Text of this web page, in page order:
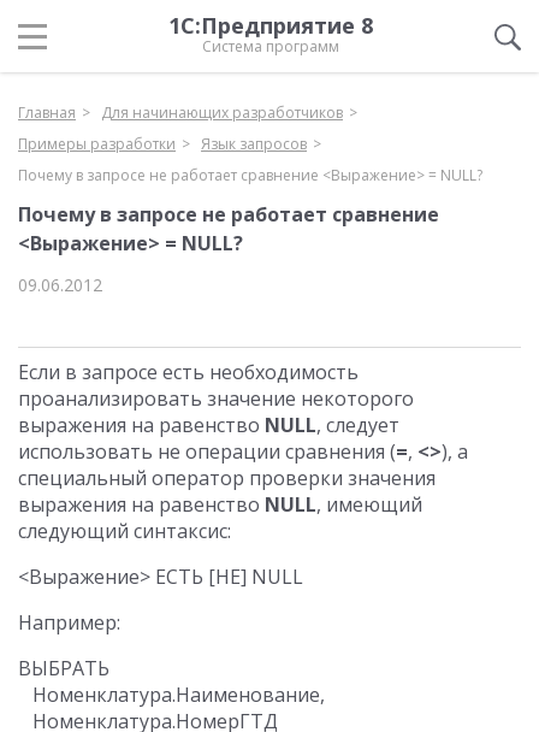
1С:Предприятие 8
Система программ
Главная
Для начинающих разработчиков
Примеры разработки
Язык запросов
Почему в запросе не работает сравнение <Выражение> = NULL?
Почему в запросе не работает сравнение
<Выражение> = NULL?
09.06.2012
Если в запросе есть необходимость
проанализировать значение некоторого
выражения на равенство NULL, следует
использовать не операции сравнения (=, <>), а
специальный оператор проверки значения
выражения на равенство NULL, имеющий
следующий синтаксис:
Например:
ВЫБРАТЬ
Номенклатура.Наименование,